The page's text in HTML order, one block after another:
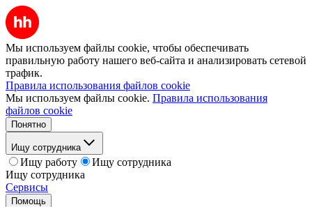
Мы используем файлы cookie, чтобы обеспечивать
правильную работу нашего веб-сайта и анализировать сетевой
трафик.
Правила использования файлов cookie
Мы используем файлы cookie. Правила использования
файлов cookie
Понятно
Ищу сотрудника
Ищу работу
Ищу сотрудника
Ищу сотрудника
Сервисы
Помощь